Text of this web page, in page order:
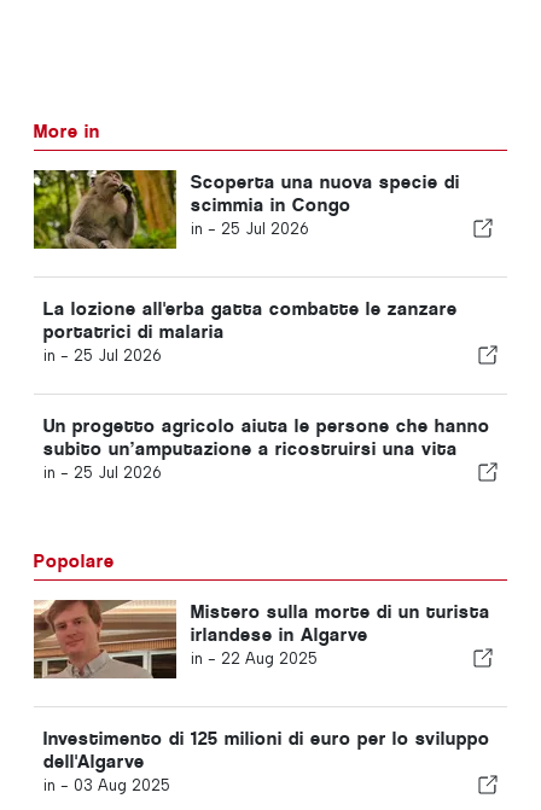
More in
Scoperta una nuova specie di
scimmia in Congo
in - 25 Jul 2026
La lozione all'erba gatta combatte le zanzare
portatrici di malaria
in - 25 Jul 2026
Un progetto agricolo aiuta le persone che hanno
subito un’amputazione a ricostruirsi una vita
in - 25 Jul 2026
Popolare
Mistero sulla morte di un turista
irlandese in Algarve
in - 22 Aug 2025
Investimento di 125 milioni di euro per lo sviluppo
dell'Algarve
in - 03 Aug 2025